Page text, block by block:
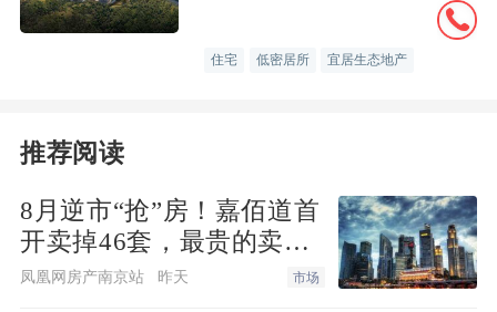
们一起，参加各种丰富多彩的活动。书法
绘画、音乐舞蹈、园艺烹饪，让您的兴趣
选择绿城山与墅，就是选择了一种健康、
品质、舒适的生活方式。这里的每一寸空
间，都承载着您对美好生活的向往；这里
的每一处细节，都彰显着对您的关爱与呵
住宅 低密居所 宜居生态地产
推荐阅读
8月逆市“抢”房！嘉佰道首
开卖掉46套，最贵的卖得
最快！
凤凰网房产南京站 昨天 市场